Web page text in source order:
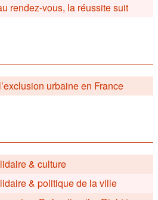
rendez-vous, la réussite suit
urbaine en France
& culture
& politique de la ville